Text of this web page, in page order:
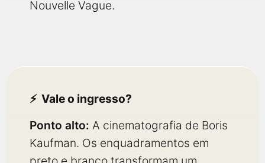
Nouvelle Vague.
Vale o ingresso?
Ponto alto: A cinematografia de Boris
Kaufman. Os enquadramentos em